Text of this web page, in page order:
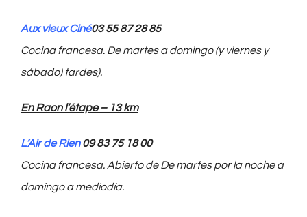
Aux vieux Ciné03 55 87 28 85
Cocina francesa. De martes a domingo (y viernes y
sábado)tardes).
En Raon l’étape – 13 km
L’Air de Rien 09 83 75 18 00
Cocina francesa. Abierto deDe martes por la noche a
domingo a mediodía.